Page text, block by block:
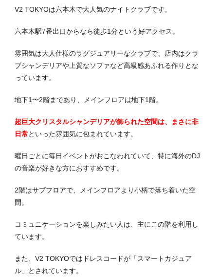
V2 TOKYOは六本木で大人気のナイトクラブです。
六本木駅7番出口からなら徒歩1分という好アクセス。
雰囲気は大人仕様のラグジュアリーなクラブで、店内はクラ
ブシャンデリアや上質なソファなど高級感あふれる作りとな
っています。
地下1〜2階まであり、メインフロアは地下1階。
超巨大クリスタルシャンデリアが飾られた空間は、まさに非
日常といった雰囲気に包まれています。
曜日ごとに毎日イベントがおこなわれていて、特に海外のDJ
の音楽が好きな方におすすめです。
2階はサブフロアで、メインフロアより小柄で落ち着いた空
間。
コミュニケーションを楽しみたい人は、主にこの階を利用し
ています。
また、V2 TOKYOではドレスコードが「スマートカジュア
ル」とされています。